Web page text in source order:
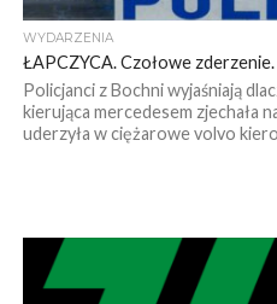
WYDARZENIA
ŁAPCZYCA. Czołowe
Policjanci z Bochni wyjaśniają
kierująca mercedesem zjechała
uderzyła w ciężarowe volvo